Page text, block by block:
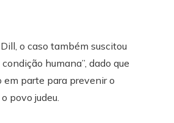
o caso também suscitou
humana”, dado que
em parte para prevenir o
povo judeu.